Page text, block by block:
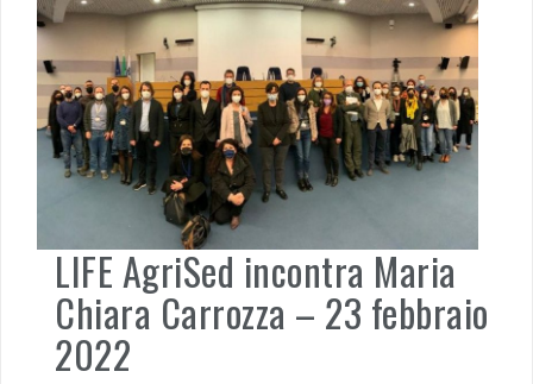
LIFE AgriSed incontra Maria
Chiara Carrozza – 23 febbraio
2022